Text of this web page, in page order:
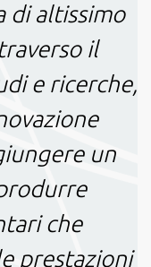
di altissimo
il
e ricerche,
un
che
prestazioni